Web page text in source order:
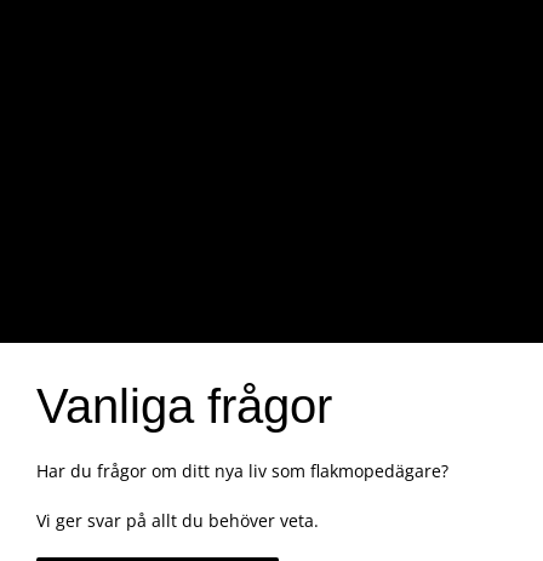
Vanliga frågor
Har du frågor om ditt nya liv som flakmopedägare?
Vi ger svar på allt du behöver veta.